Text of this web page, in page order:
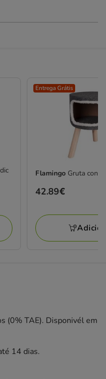
Entrega Grátis
Flamingo Gruta con
Preço
42.89€
(0% TAE). Disponivél em
14 dias.